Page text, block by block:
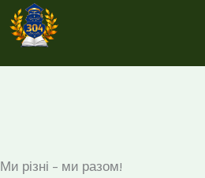
Перейти
до
Ми різні – ми разом!